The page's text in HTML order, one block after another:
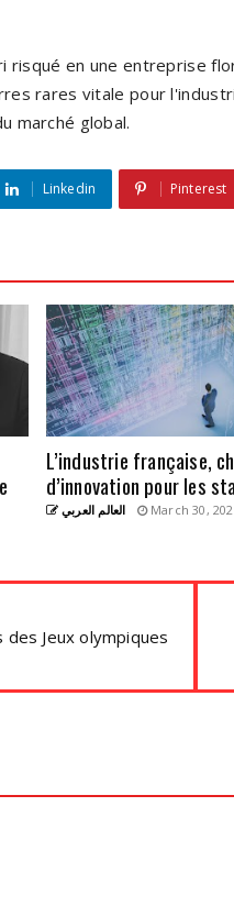
risqué en une entreprise
rares vitale pour
marché global.
Linkedin Pinterest
L’industrie française,
d’innovation pour les
العالم العربي March 30,
Jeux olympiques